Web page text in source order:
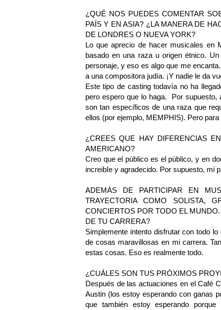
¿QUÉ NOS PUEDES COMENTAR
PAÍS Y EN ASIA? ¿LA MANERA DE
DE LONDRES O NUEVA YORK?
Lo que aprecio de hacer musicales en
basado en una raza u origen étnico.
personaje, y eso es algo que me
a una compositora judía. ¡Y nadie le da
Este tipo de casting todavía no ha
pero espero que lo haga. Por
son tan específicos de una raza que
ellos (por ejemplo, MEMPHIS). Pero
¿CREES QUE HAY DIFERENCIAS
AMERICANO?
Creo que el público es el público, y en
increibIe y agradecido. Por supuesto, mi
ADEMÁS DE PARTICIPAR EN
TRAYECTORIA COMO SOLISTA,
CONCIERTOS POR TODO EL
DE TU CARRERA?
Simplemente intento disfrutar con todo
de cosas maravillosas en mi carrera.
estas cosas. Eso es realmente todo.
¿CUÁLES SON TUS PRÓXIMOS
Después de las actuaciones en el Café
Austin (los estoy esperando con ganas
que también estoy esperando